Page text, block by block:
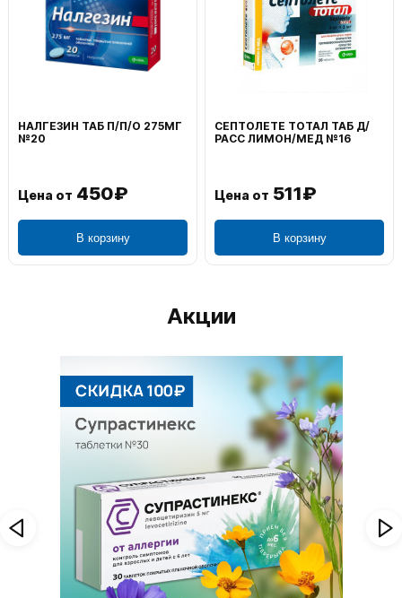
НАЛГЕЗИН ТАБ П/П/О 275МГ
№20
Цена от 450₽
В корзину
СЕПТОЛЕТЕ ТОТАЛ ТАБ Д/
РАСС ЛИМОН/МЕД №16
Цена от 511₽
В корзину
Акции